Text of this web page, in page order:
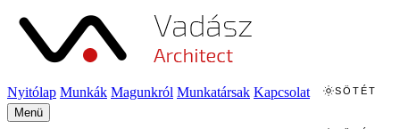
Nyitólap Munkák Magunkról Munkatársak Kapcsolat SÖTÉT
Menü